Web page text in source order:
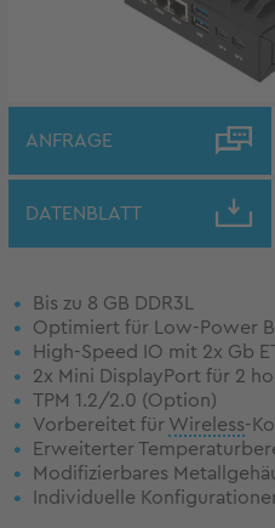
ANFRAGE
DATENBLATT
Bis zu 8 GB DDR3L
Optimiert für Low-Power
High-Speed IO mit 2x Gb
2x Mini DisplayPort für 2
TPM 1.2/2.0 (Option)
Vorbereitet für Wireless-
Erweiterter
Modifizierbares
Individuelle